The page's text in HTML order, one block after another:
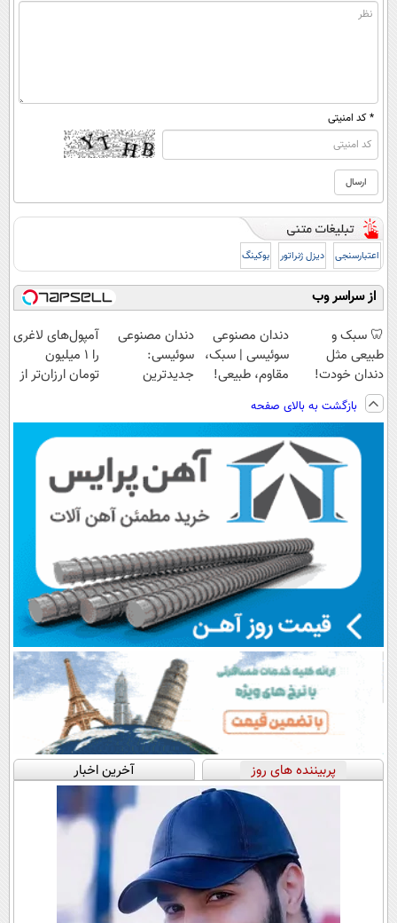
* کد امنیتی
اعتبارسنجی دیزل ژنراتور بوکینگ
از سراسر وب
🦷 سبک و
طبیعی مثل
دندان خودت!
نصب آسان و
پرداخت اقساطی
💳 📍 تهران
دندان مصنوعی
سوئیسی | سبک،
مقاوم، طبیعی!
رایگان+پرداخت
اقساطی😍
دندان مصنوعی
سوئیسی:
جدیدترین
پرداخت قسطی
آمپول‌های لاغری
را ۱ میلیون
تومان ارزان‌تر از
بازگشت به بالای صفحه
پربیننده های روز آخرین اخبار